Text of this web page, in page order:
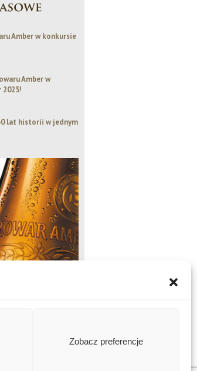
Zobacz preferencje
Amber w konkursie
Amber w
2025!
lat historii w jednym